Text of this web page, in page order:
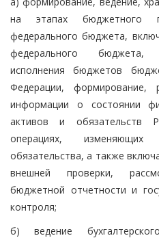
на этапах бюджетного
федерального бюджета,
федерального бюджета,
исполнения бюджетов
Федерации, формирование,
информации о состоянии
активов и обязательств
операциях,
обязательства, а также
внешней проверки,
бюджетной отчетности и
контроля;
б) ведение